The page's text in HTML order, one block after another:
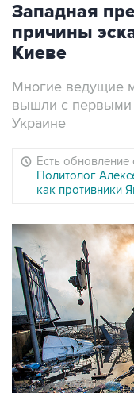
Западная
причины
Киеве
Многие ведущие
вышли с первыми
Украине
Есть обновление
Политолог
как противники